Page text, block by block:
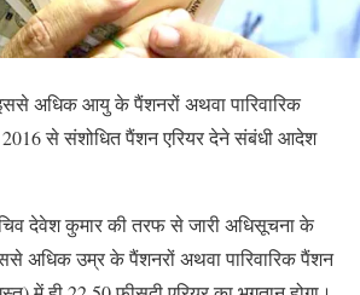
इससे अधिक आयु के पैंशनरों अथवा पारिवारिक
2016 से संशोधित पैंशन एरियर देने संबंधी आदेश
देवेश कुमार की तरफ से जारी अधिसूचना के
अधिक उम्र के पैंशनरों अथवा पारिवारिक पैंशन